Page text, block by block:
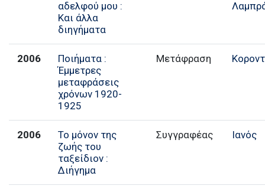
αδελφού μου :
Και άλλα
διηγήματα
2006
Ποιήματα :
Έμμετρες
μεταφράσεις
χρόνων 1920-
1925
Μετάφραση
2006
Το μόνον της
ζωής του
ταξείδιον :
Διήγημα
Συγγραφέας Ιανός